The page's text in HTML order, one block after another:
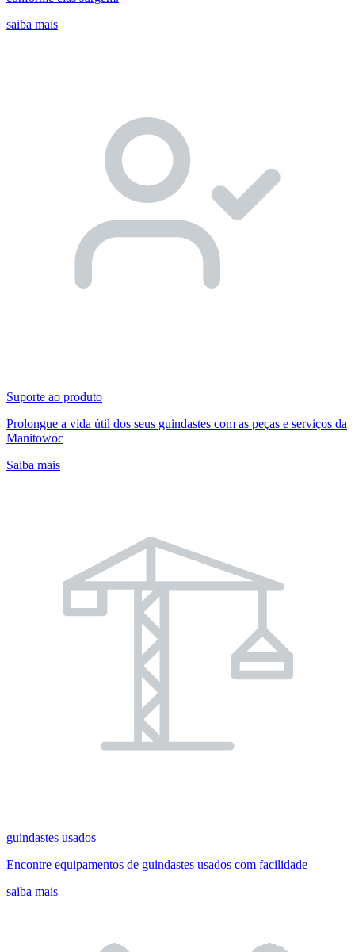
saiba mais
Suporte ao produto
Prolongue a vida útil dos seus guindastes com as peças e serviços da
Manitowoc
Saiba mais
guindastes usados
Encontre equipamentos de guindastes usados com facilidade
saiba mais